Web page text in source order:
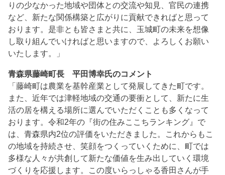
りの少なかった地域や団体との交流や知見、官民の連携
など、新たな関係構築と広がりに貢献できればと思って
おります。是非とも皆さまと共に、玉城町の未来を想像
し取り組んでいければと思いますので、よろしくお願い
いたします。」
青森県藤崎町長 平田博幸氏のコメント
「藤崎町は農業を基幹産業として発展してきた町です。
また、近年では津軽地域の交通の要衝として、新たに生
活の居を構える場所に選んでいただくことも多くなって
おります。令和2年の『街の住みここちランキング』で
は、青森県内2位の評価をいただきました。これからもこ
の地域を持続させ、笑顔をつくっていくために、町では
多様な人々が共創して新たな価値を生み出していく環境
づくりを応援します。この度いらっしゃる香田さんが手